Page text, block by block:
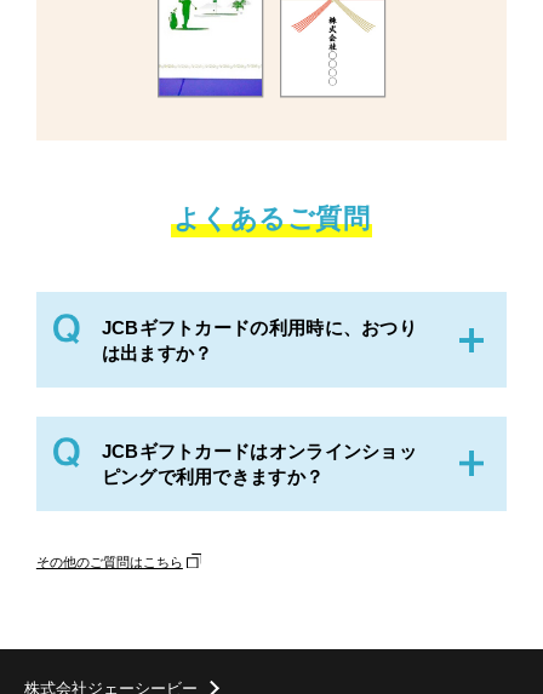
よくあるご質問
JCBギフトカードの利用時に、おつり
は出ますか？
は、ギフトカードの券面金額以上のお買い物にご利
用ください。
JCBギフトカードはオンラインショッ
ピングで利用できますか？
JCBギフトカードは、オンラインショッピングでは
※上のページは、JCBギフトカードが利用できる店舗の一部を掲
その他のご質問はこちら
株式会社ジェーシービー